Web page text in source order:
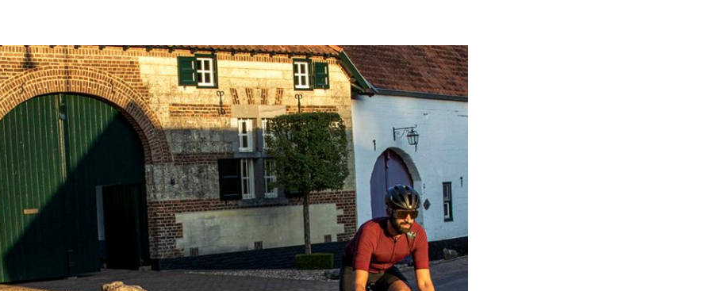
op, maar om de kilometers nog wat verder op te drijven kun je
Bike Park nog even lekker los gaan. Check wel even de
routes op grimpeur.nl oflimburgcycling.com/routes
route op
Sittard-Geulle-Sittard.